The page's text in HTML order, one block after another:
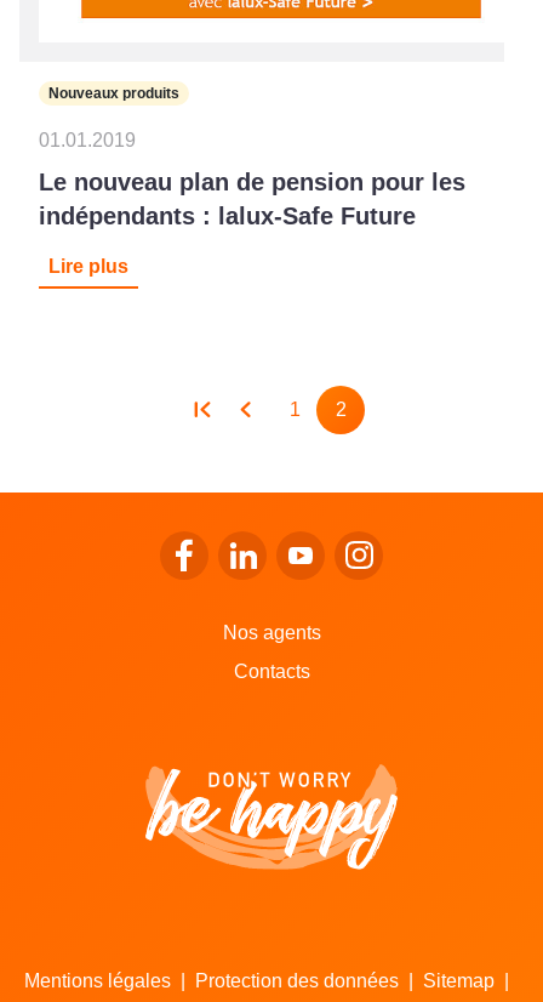
Nouveaux produits
01.01.2019
Le nouveau plan de pension pour les
indépendants : lalux-Safe Future
Lire plus
Pagination
Page
1 Page
2
Se rendre sur le facebook de LALUX
Se rendre sur le Linkedin de
Se rendre sur le youtube de
Se rendre sur
Nos agents
Contacts
Mentions légales Protection des données Sitemap